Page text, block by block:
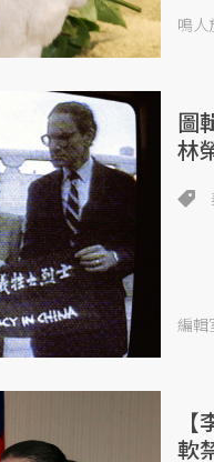
鳴人
圖
林
編輯
軟